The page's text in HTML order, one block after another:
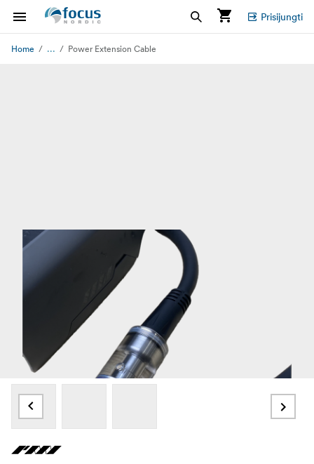
Prisijungti
Home ... Power Extension Cable